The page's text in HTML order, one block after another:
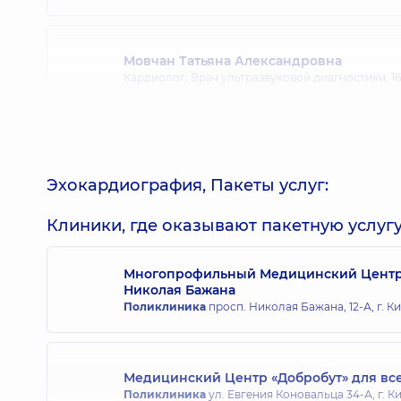
Мовчан Татьяна Александровна
Кардиолог; Врач ультразвуковой диагностики,
диагностики, Спортивная медицина,
Пелецкая Оксана Владимировна
Кардиолог; Врач ультразвуковой диагностики;
Стецюк (Шахрайчук) Леся
функциональной диагностики; Кардиолог;
Эхокардиография, Пакеты услуг:
Клиники, где оказывают пакетную
Многопрофильный Медицинский Центр
Николая Бажана
Поликлиника просп. Николая Бажана, 12-А, г.
Медицинский Центр «Добробут» для
Поликлиника ул. Евгения Коновальца 34-А, г.